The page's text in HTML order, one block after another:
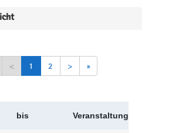
< 1 2 > »
bis Veranstaltungskürzel